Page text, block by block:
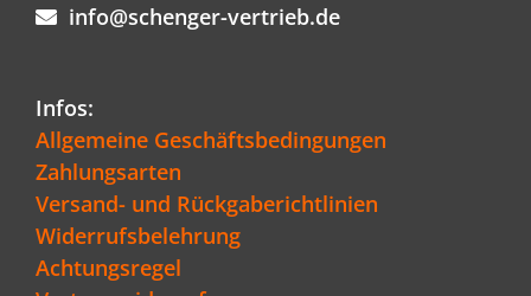
info@schenger-vertrieb.de
Infos:
Allgemeine Geschäftsbedingungen
Zahlungsarten
Versand- und Rückgaberichtlinien
Widerrufsbelehrung
Achtungsregel